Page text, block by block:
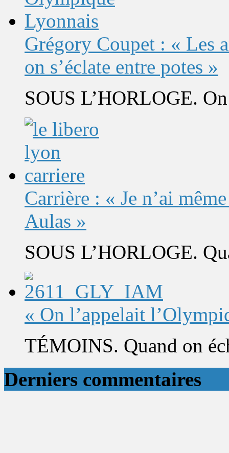
Grégory Coupet : « Les
on s’éclate entre potes »
SOUS L’HORLOGE.
Carrière : « Je n’ai
Aulas »
SOUS L’HORLOGE.
« On l’appelait
TÉMOINS. Quand on
Derniers commentaires